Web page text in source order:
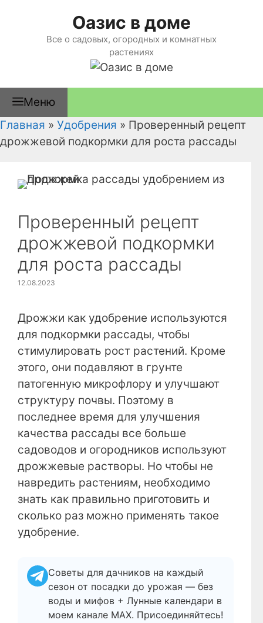
содержимому
Оазис в доме
Все о садовых, огородных и комнатных
растениях
Меню
Главная » Удобрения » Проверенный рецепт
дрожжевой подкормки для роста рассады
Проверенный рецепт
дрожжевой подкормки
для роста рассады
12.08.2023
Дрожжи как удобрение используются
для подкормки рассады, чтобы
стимулировать рост растений. Кроме
этого, они подавляют в грунте
патогенную микрофлору и улучшают
структуру почвы. Поэтому в
последнее время для улучшения
качества рассады все больше
садоводов и огородников используют
дрожжевые растворы. Но чтобы не
навредить растениям, необходимо
знать как правильно приготовить и
сколько раз можно применять такое
удобрение.
Советы для дачников на каждый
сезон от посадки до урожая — без
воды и мифов + Лунные календари в
моем канале МАХ. Присоединяйтесь!